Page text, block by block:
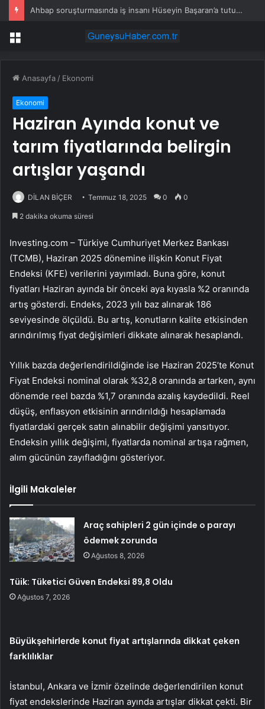
Ahbap soruşturmasında iş insanı Hüseyin Başaran’a tutuklama talebi
Menü
Anasayfa / Ekonomi
Ekonomi
Haziran Ayında konut ve
tarım fiyatlarında belirgin
artışlar yaşandı
DİLAN BİÇER Temmuz 18, 2025 0 0
2 dakika okuma süresi
Investing.com – Türkiye Cumhuriyet Merkez Bankası
(TCMB), Haziran 2025 dönemine ilişkin Konut Fiyat
Endeksi (KFE) verilerini yayımladı. Buna göre, konut
fiyatları Haziran ayında bir önceki aya kıyasla %2 oranında
artış gösterdi. Endeks, 2023 yılı baz alınarak 186
seviyesinde ölçüldü. Bu artış, konutların kalite etkisinden
arındırılmış fiyat değişimleri dikkate alınarak hesaplandı.
Yıllık bazda değerlendirildiğinde ise Haziran 2025’te Konut
Fiyat Endeksi nominal olarak %32,8 oranında artarken, aynı
dönemde reel bazda %1,7 oranında azalış kaydedildi. Reel
düşüş, enflasyon etkisinin arındırıldığı hesaplamada
fiyatlardaki gerçek satın alınabilir değişimi yansıtıyor.
Endeksin yıllık değişimi, fiyatlarda nominal artışa rağmen,
alım gücünün zayıfladığını gösteriyor.
İlgili Makaleler
Araç sahipleri 2 gün içinde o parayı
ödemek zorunda
Ağustos 8, 2026
Tüik: Tüketici Güven Endeksi 89,8 Oldu
Ağustos 7, 2026
Büyükşehirlerde konut fiyat artışlarında dikkat çeken
farklılıklar
İstanbul, Ankara ve İzmir özelinde değerlendirilen konut
fiyat endekslerinde Haziran ayında artışlar dikkat çekti. Bir